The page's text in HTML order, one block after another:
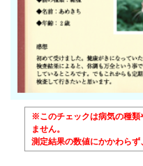
※このチェックは病気の種類
ません。
測定結果の数値にかかわら